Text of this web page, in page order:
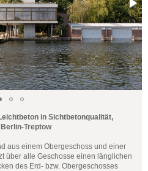
in Sichtbetonqualität,
Treptow
aus einem Obergeschoss und einer
über alle Geschosse einen länglichen
des Erd- bzw. Obergeschosses